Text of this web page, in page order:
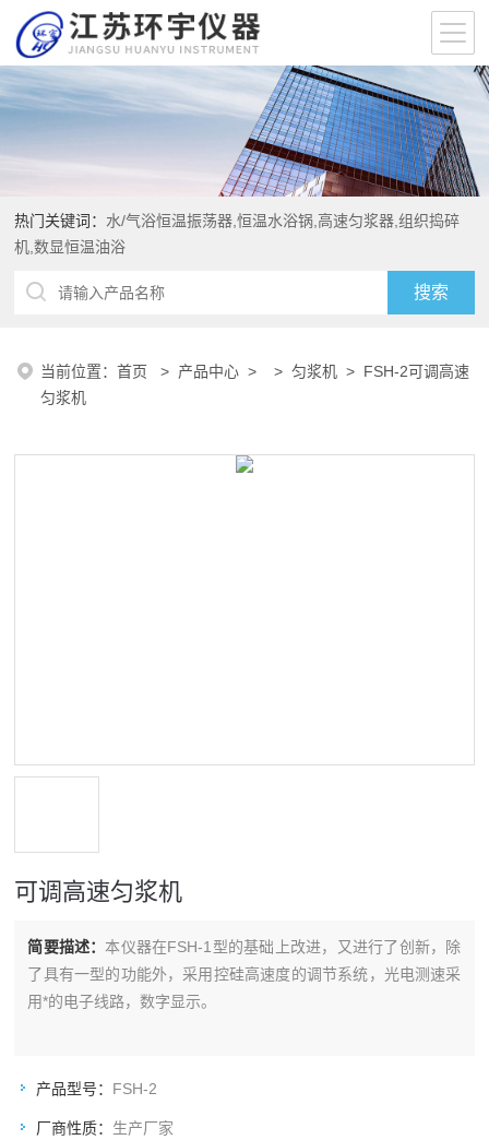
热门关键词： 水/气浴恒温振荡器,恒温水浴锅,高速匀浆器,组织捣碎
机,数显恒温油浴
当前位置：首页 > 产品中心 > >匀浆机 > FSH-2可调高速
匀浆机
可调高速匀浆机
简要描述：本仪器在FSH-1型的基础上改进，又进行了创新，除
了具有一型的功能外，采用控硅高速度的调节系统，光电测速采
用*的电子线路，数字显示。
产品型号： FSH-2
厂商性质： 生产厂家